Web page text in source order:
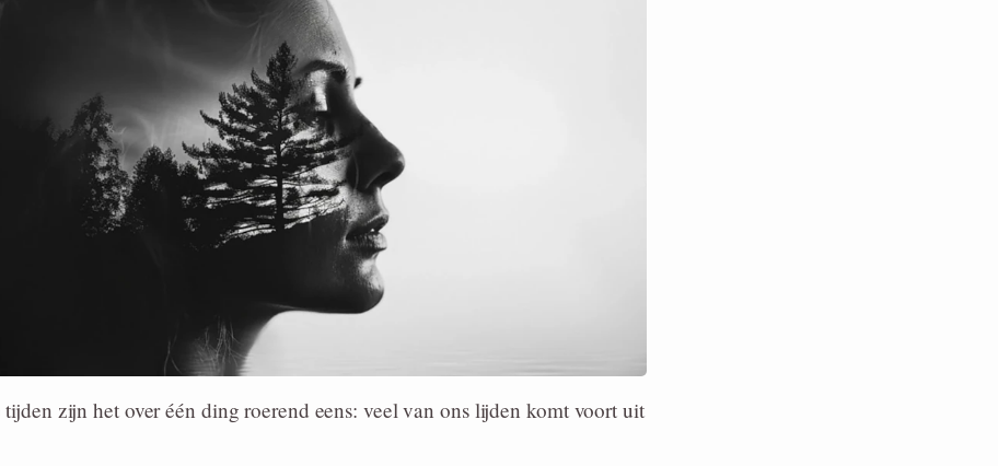
zijn het over één ding roerend eens: veel van ons lijden komt voort uit